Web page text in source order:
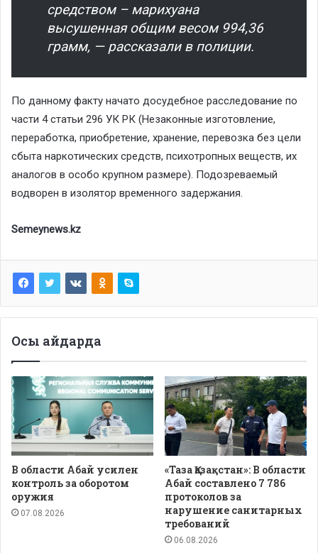
средством – марихуана
высушенная общим весом 994,36
грамм, — рассказали в полиции.
По данному факту начато досудебное расследование по
части 4 статьи 296 УК РК (Незаконные изготовление,
переработка, приобретение, хранение, перевозка без цели
сбыта наркотических средств, психотропных веществ, их
аналогов в особо крупном размере). Подозреваемый
водворен в изолятор временного задержания.
Semeynews.kz
Осы айдарда
В области Абай усилен
контроль за оборотом
оружия
07.08.2026
«Таза Қазақстан»: В области
Абай составлено 7 786
протоколов за
нарушение санитарных
требований
06.08.2026